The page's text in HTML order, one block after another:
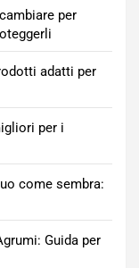
per
adatti per
per i
come sembra:
Guida per